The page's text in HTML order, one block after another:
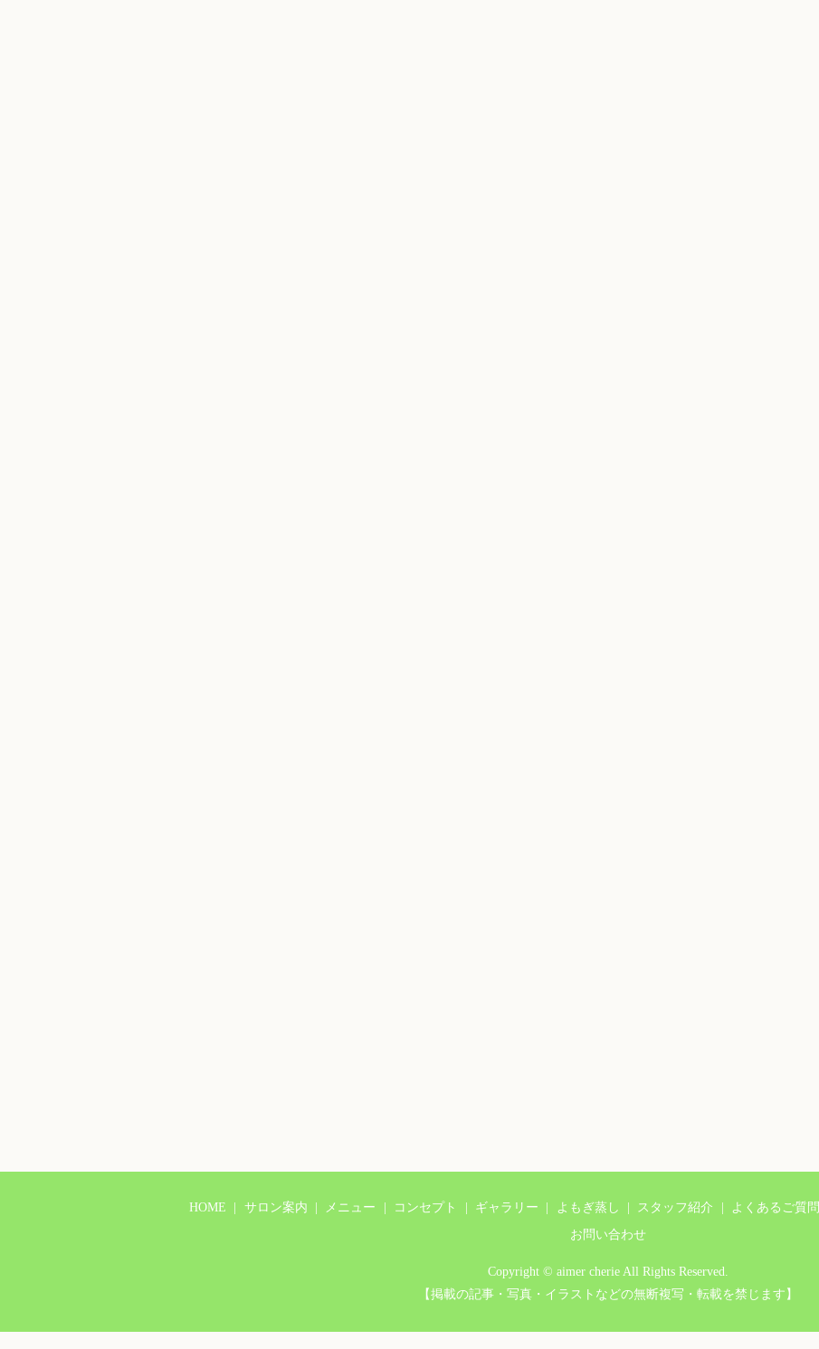
HOME サロン案内 メニュー コンセプト ギャラリー よもぎ蒸し スタッフ紹介 よくあるご質問
お問い合わせ
Copyright © aimer cherie All Rights Reserved.
【掲載の記事・写真・イラストなどの無断複写・転載を禁じます】